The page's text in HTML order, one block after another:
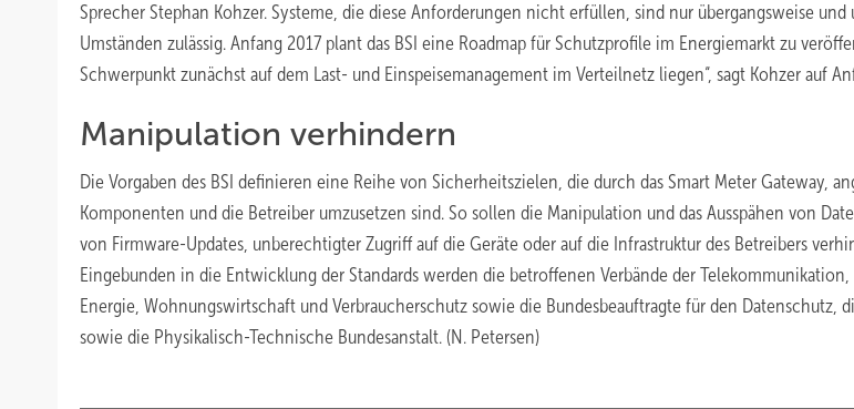
Sprecher Stephan Kohzer. Systeme, die diese Anforderungen nicht erfüllen, sind nur übergangsweise und
Umständen zulässig. Anfang 2017 plant das BSI eine Roadmap für Schutzprofile im Energiemarkt zu
Schwerpunkt zunächst auf dem Last- und Einspeisemanagement im Verteilnetz liegen“, sagt Kohzer auf
Manipulation verhindern
Die Vorgaben des BSI definieren eine Reihe von Sicherheitszielen, die durch das Smart Meter Gateway,
Komponenten und die Betreiber umzusetzen sind. So sollen die Manipulation und das Ausspähen von
von Firmware-Updates, unberechtigter Zugriff auf die Geräte oder auf die Infrastruktur des Betreibers
Eingebunden in die Entwicklung der Standards werden die betroffenen Verbände der
Energie, Wohnungswirtschaft und Verbraucherschutz sowie die Bundesbeauftragte für den Datenschutz,
sowie die Physikalisch-Technische Bundesanstalt. (N. Petersen)